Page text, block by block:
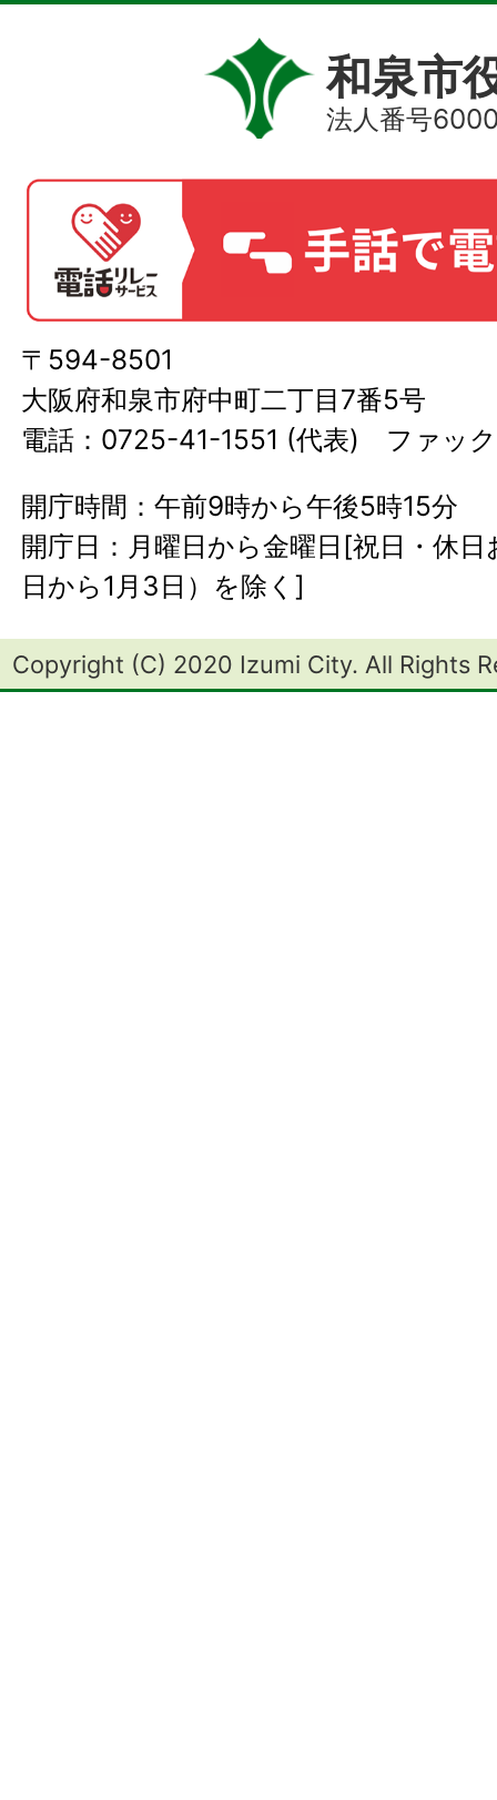
和泉市
法人番号
〒594-8501
大阪府和泉市府中町二丁目7番5号
電話：0725-41-1551 (代表) ファッ
開庁時間：午前9時から午後5時15分
開庁日：月曜日から金曜日[祝日・休
日から1月3日）を除く]
Copyright (C) 2020 Izumi City. All Rights